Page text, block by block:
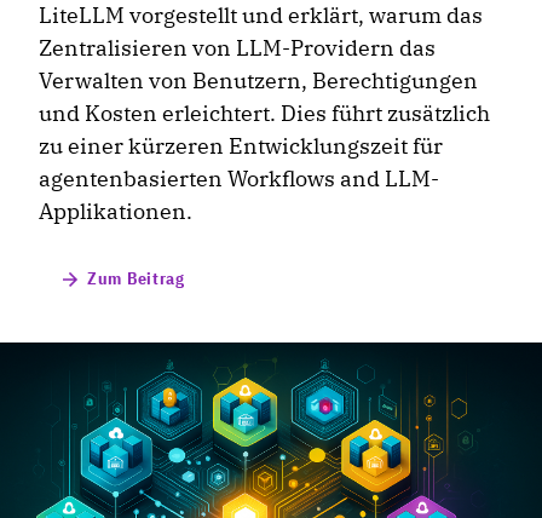
LiteLLM vorgestellt und erklärt, warum das
Zentralisieren von LLM-Providern das
Verwalten von Benutzern, Berechtigungen
und Kosten erleichtert. Dies führt zusätzlich
zu einer kürzeren Entwicklungszeit für
agentenbasierten Workflows and LLM-
Applikationen.
Zum Beitrag